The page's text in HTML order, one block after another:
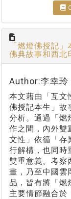
「燃燈佛授記
佛典故事和西北
Author:李幸玲
本文藉由「互
佛授記本生」故
分析。通過「燃
作之間，內外雙
文性」依循「存
行解構，也同時
雙重意義。考察
畫，乃至中國雲
品，皆有將「燃
主要情節融合於